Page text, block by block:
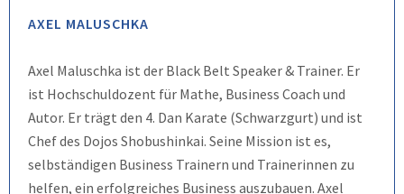
AXEL MALUSCHKA
Axel Maluschka ist der Black Belt Speaker & Trainer. Er
ist Hochschuldozent für Mathe, Business Coach und
Autor. Er trägt den 4. Dan Karate (Schwarzgurt) und ist
Chef des Dojos Shobushinkai. Seine Mission ist es,
selbständigen Business Trainern und Trainerinnen zu
helfen, ein erfolgreiches Business auszubauen. Axel